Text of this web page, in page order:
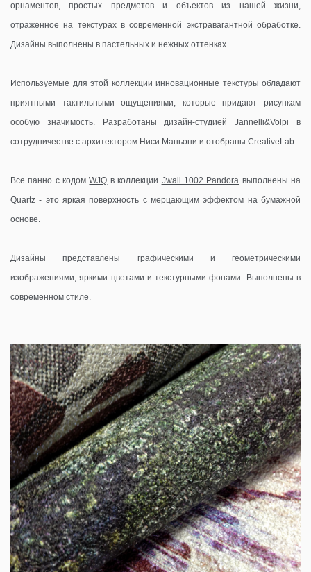
орнаментов, простых предметов и объектов из нашей жизни,
отраженное на текстурах в современной экстравагантной обработке.
Дизайны выполнены в пастельных и нежных оттенках.
Используемые для этой коллекции инновационные текстуры обладают
приятными тактильными ощущениями, которые придают рисункам
особую значимость. Разработаны дизайн-студией Jannelli&Volpi в
сотрудничестве с архитектором Ниси Маньони и отобраны CreativeLab.
Все панно c кодомWJQ в коллекции Jwall 1002 Pandora выполнены на
Quartz - это яркая поверхность с мерцающим эффектом на бумажной
основе.
Дизайны представлены графическими и геометрическими
изображениями, яркими цветами и текстурными фонами. Выполнены в
современном стиле.